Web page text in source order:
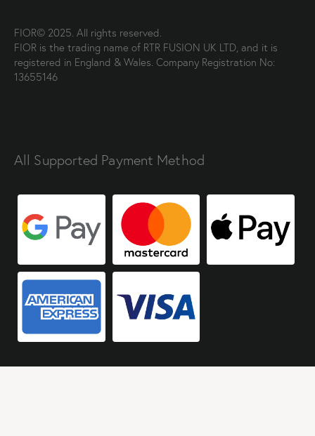
FIOR© 2025. All rights reserved.
FIOR is the trading name of RTR FUSION UK LTD, and it is
registered in England & Wales. Company Registration No:
13655146
All Supported Payment Method